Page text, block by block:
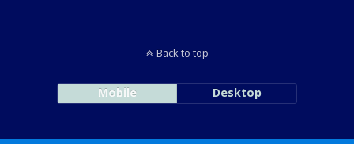
Back to top
Mobile Desktop